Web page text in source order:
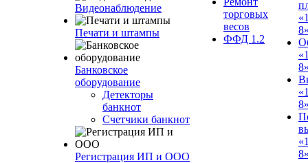
Видеонаблюдение
Печати и штампы
Банковское
оборудование
Детекторы
банкнот
Счетчики банкнот
Регистрация ИП и ООО
торговых
весов
ФФД 1.2